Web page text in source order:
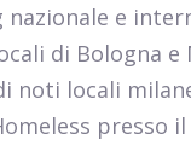
e
di Bologna
noti locali
presso